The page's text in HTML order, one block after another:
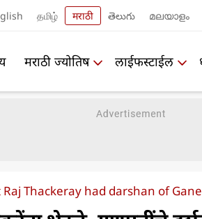
தமிழ் मराठी తెలుగు മലയാളം
मराठी ज्योतिष लाईफस्टाईल
Thackeray had darshan of